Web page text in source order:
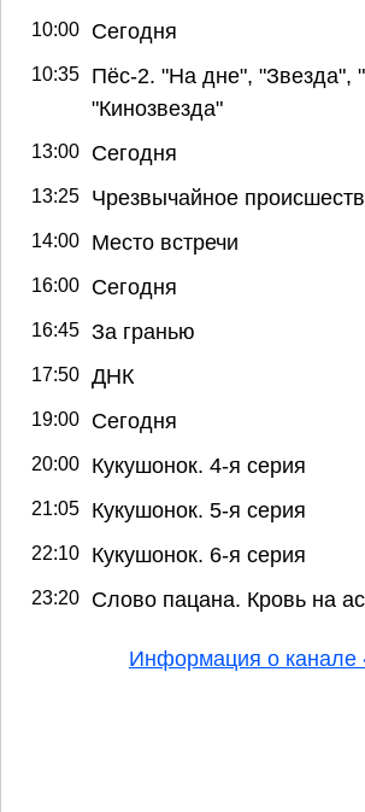
10:00 Сегодня
10:35
Пёс-2. "На дне", "Звезда",
"Кинозвезда"
13:00 Сегодня
13:25 Чрезвычайное
14:00 Место встречи
16:00 Сегодня
16:45 За гранью
17:50 ДНК
19:00 Сегодня
20:00 Кукушонок. 4-я серия
21:05 Кукушонок. 5-я серия
22:10 Кукушонок. 6-я серия
23:20 Слово пацана. Кровь на
Информация о